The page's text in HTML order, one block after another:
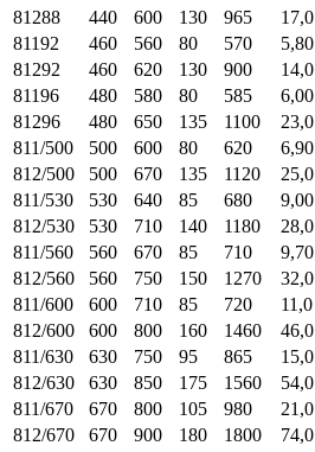
81288
440 600 130 965 17,0
81192
460 560 80 570 5,80
81292
460 620 130 900 14,0
81196
480 580 80 585 6,00
81296
480 650 135 1100 23,0
811/500
500 600 80 620 6,90
812/500
500 670 135 1120 25,0
811/530
530 640 85 680 9,00
812/530
530 710 140 1180 28,0
811/560
560 670 85 710 9,70
812/560
560 750 150 1270 32,0
811/600
600 710 85 720 11,0
812/600
600 800 160 1460 46,0
811/630
630 750 95 865 15,0
812/630
630 850 175 1560 54,0
811/670
670 800 105 980 21,0
812/670
670 900 180 1800 74,0